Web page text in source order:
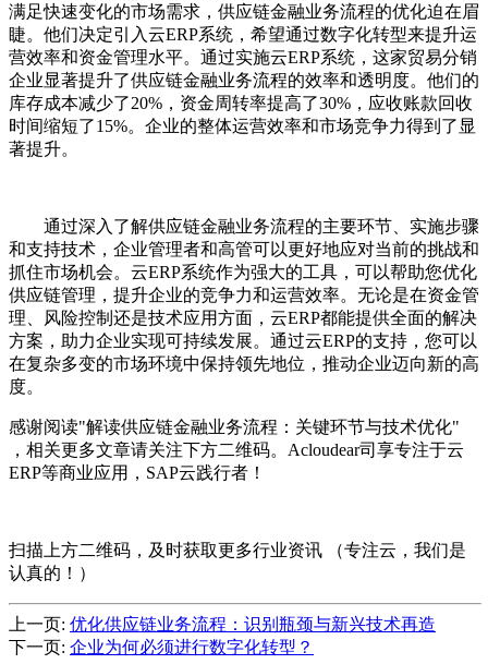
满足快速变化的市场需求，供应链金融业务流程的优化迫在眉
睫。他们决定引入云ERP系统，希望通过数字化转型来提升运
营效率和资金管理水平。通过实施云ERP系统，这家贸易分销
企业显著提升了供应链金融业务流程的效率和透明度。他们的
库存成本减少了20%，资金周转率提高了30%，应收账款回收
时间缩短了15%。企业的整体运营效率和市场竞争力得到了显
著提升。
通过深入了解供应链金融业务流程的主要环节、实施步骤
和支持技术，企业管理者和高管可以更好地应对当前的挑战和
抓住市场机会。云ERP系统作为强大的工具，可以帮助您优化
供应链管理，提升企业的竞争力和运营效率。无论是在资金管
理、风险控制还是技术应用方面，云ERP都能提供全面的解决
方案，助力企业实现可持续发展。通过云ERP的支持，您可以
在复杂多变的市场环境中保持领先地位，推动企业迈向新的高
度。
感谢阅读"解读供应链金融业务流程：关键环节与技术优化"
，相关更多文章请关注下方二维码。Acloudear司享专注于云
ERP等商业应用，SAP云践行者！
扫描上方二维码，及时获取更多行业资讯 （专注云，我们是
认真的！）
上一页: 优化供应链业务流程：识别瓶颈与新兴技术再造
下一页: 企业为何必须进行数字化转型？